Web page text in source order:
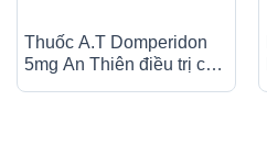
Thuốc A.T Domperidon
5mg An Thiên điều trị các